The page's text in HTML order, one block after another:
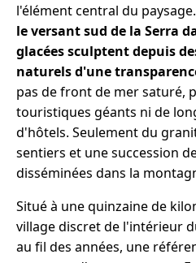
l'élément central du paysage.
le versant sud de la Serra
glacées sculptent depuis
naturels d'une
pas de front de mer saturé,
touristiques géants ni de
d'hôtels. Seulement du
sentiers et une succession
disséminées dans la
Situé à une quinzaine de
village discret de l'intérieur
au fil des années, une